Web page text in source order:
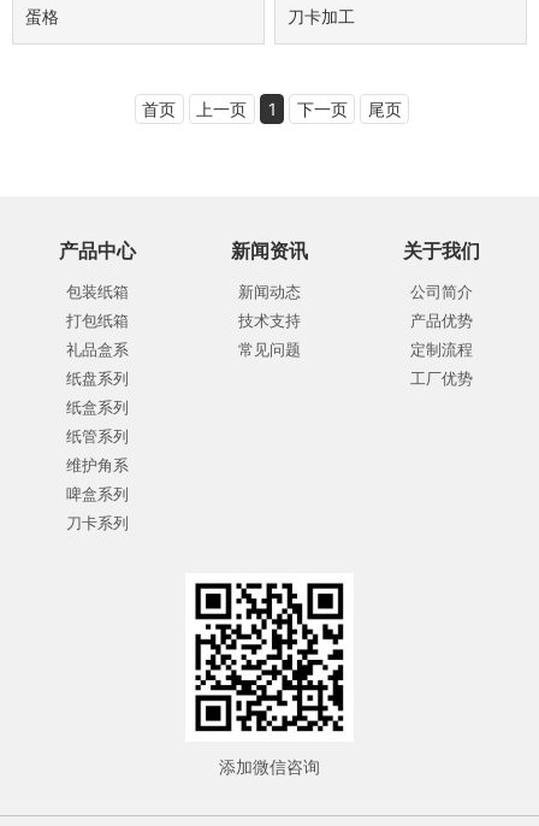
蛋格 刀卡加工
首页 上一页 1 下一页 尾页
产品中心
包装纸箱
打包纸箱
礼品盒系
纸盘系列
纸盒系列
纸管系列
维护角系
啤盒系列
刀卡系列
新闻资讯
新闻动态
技术支持
常见问题
关于我们
公司简介
产品优势
定制流程
工厂优势
添加微信咨询